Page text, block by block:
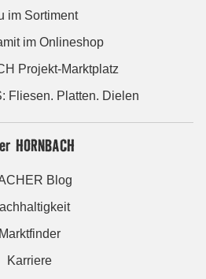
im Sortiment
im Onlineshop
Projekt-Marktplatz
Fliesen. Platten. Dielen
HORNBACH
Blog
Marktfinder
Karriere